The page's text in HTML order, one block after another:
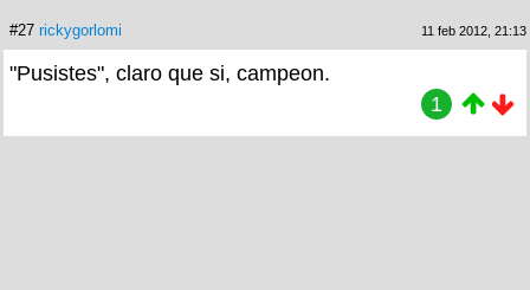
#27 rickygorlomi 11 feb 2012, 21:13
"Pusistes", claro que si, campeon.
1